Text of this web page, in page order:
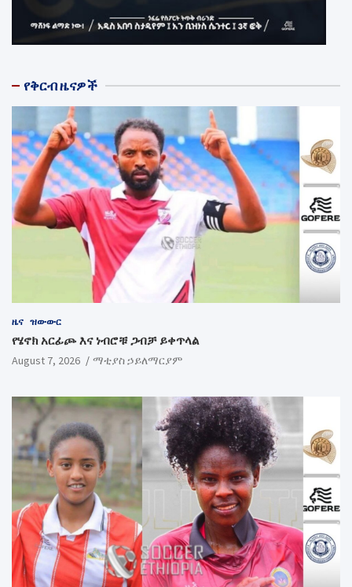
የቅርብ ዜናዎች
ዜና ዝውውር
የሄኖክ አርፊጮ እና ነብሮቹ ጋብቻ ይቀጥላል
August 7, 2026 ማቲያስ ኃይለማርያም